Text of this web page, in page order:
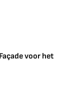
voor het